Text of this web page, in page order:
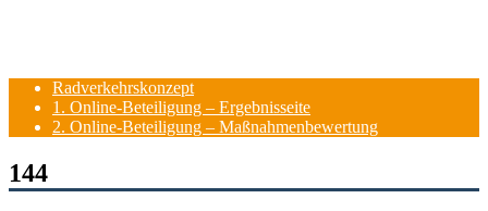
Radverkehrskonzept
1. Online-Beteiligung – Ergebnisseite
2. Online-Beteiligung – Maßnahmenbewertung
144